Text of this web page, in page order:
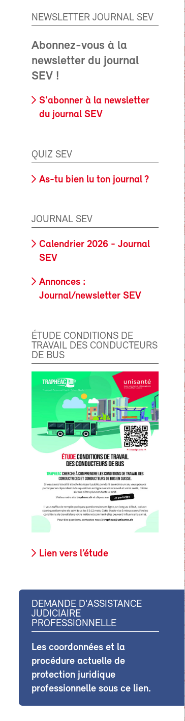
NEWSLETTER JOURNAL SEV
Abonnez-vous à la
newsletter du journal
SEV !
S'abonner à la newsletter
du journal SEV
QUIZ SEV
As-tu bien lu ton journal ?
JOURNAL SEV
Calendrier 2026 - Journal
SEV
Annonces :
Journal/newsletter SEV
ÉTUDE CONDITIONS DE
TRAVAIL DES CONDUCTEURS
DE BUS
Lien vers l’étude
DEMANDE D'ASSISTANCE
JUDICIAIRE
PROFESSIONNELLE
Les coordonnées et la
procédure actuelle de
protection juridique
professionnelle sous ce lien.